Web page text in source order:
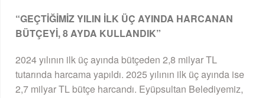
“GEÇTİĞİMİZ YILIN İLK ÜÇ AYINDA HARCANAN
BÜTÇEYİ, 8 AYDA KULLANDIK”
2024 yılının ilk üç ayında bütçeden 2,8 milyar TL
tutarında harcama yapıldı. 2025 yılının ilk üç ayında ise
2,7 milyar TL bütçe harcandı. Eyüpsultan Belediyemiz,